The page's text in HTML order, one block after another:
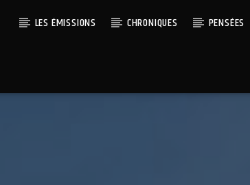
LES ÉMISSIONS CHRONIQUES PENSÉES